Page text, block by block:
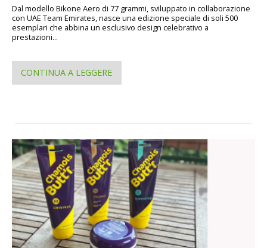
Dal modello Bikone Aero di 77 grammi, sviluppato in collaborazione
con UAE Team Emirates, nasce una edizione speciale di soli 500
esemplari che abbina un esclusivo design celebrativo a
prestazioni...
CONTINUA A LEGGERE